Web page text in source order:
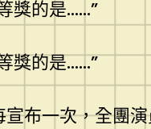
獎的是……”
獎的是……”
宣布一次，全團